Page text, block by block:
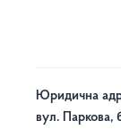
Юридична
вул.